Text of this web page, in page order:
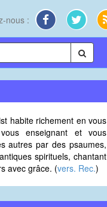
nous :
habite richement en vous
enseignant et vous
autres par des psaumes,
spirituels, chantant
avec grâce. (vers. Rec.)